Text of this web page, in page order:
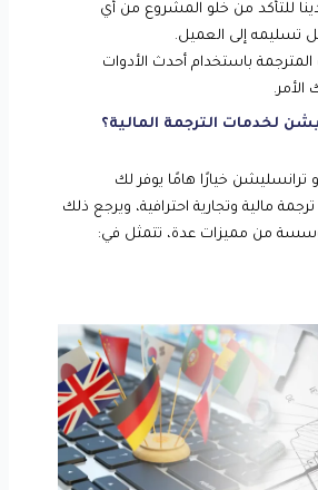
للتأكد من خلو المشروع من أي
تسليمه إلى العميل.
باستخدام أحدث الأدوات
لخدمات الترجمة المالية؟
خيارًا هامًا يوفر لك
مالية وتجارية احترافية، ويرجع ذلك
من مميزات عدة، تتمثل في: